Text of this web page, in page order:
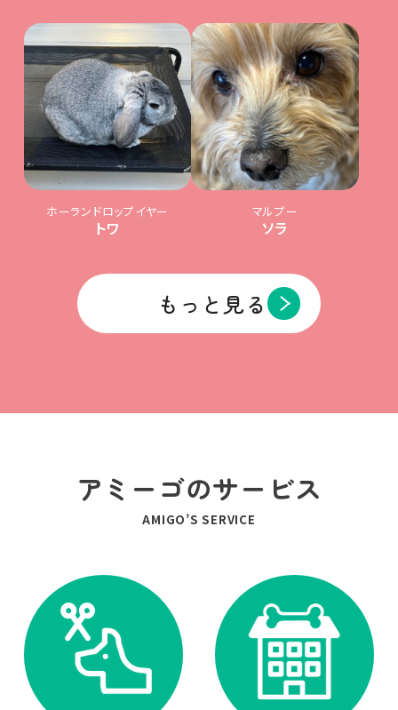
ホーランドロップイヤー
トワ
マルプー
ソラ
もっと見る
アミーゴのサービス
AMIGO’S SERVICE